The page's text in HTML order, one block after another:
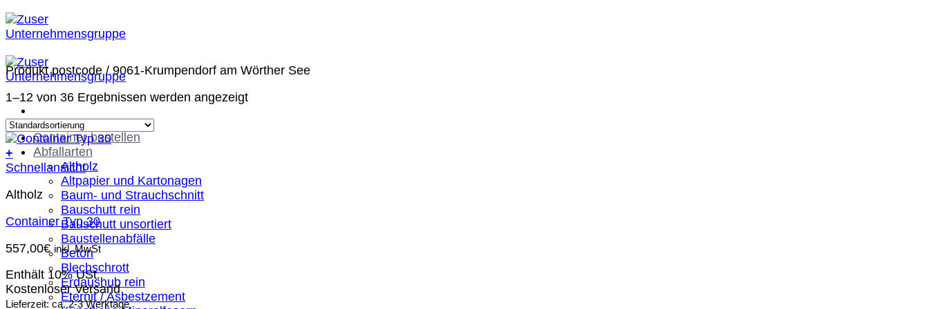
Zum
Inhalt
springen
Container bestellen
Abfallarten
Altholz
Altpapier und Kartonagen
Baum- und Strauchschnitt
Bauschutt rein
Bauschutt unsortiert
Baustellenabfälle
Beton
Blechschrott
Erdaushub rein
Eternit / Asbestzement
Produkt postcode/9061-Krumpendorf am Wörther See
1–12 von 36 Ergebnissen werden angezeigt
+
Schnellansicht
Altholz
Container Typ 30
557,00€ inkl. MwSt
Enthält 10% USt.
Kostenloser Versand
Lieferzeit: ca. 2-3 Werktage